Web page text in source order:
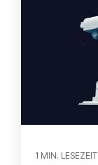
1 MIN. LESEZEIT